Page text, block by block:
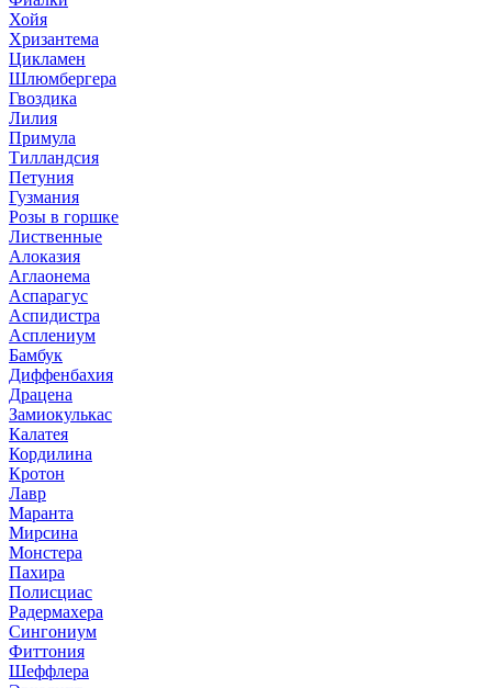
Хойя
Хризантема
Цикламен
Шлюмбергера
Гвоздика
Лилия
Примула
Тилландсия
Петуния
Гузмания
Розы в горшке
Лиственные
Алоказия
Аглаонема
Аспарагус
Аспидистра
Асплениум
Бамбук
Диффенбахия
Драцена
Замиокулькас
Калатея
Кордилина
Кротон
Лавр
Маранта
Мирсина
Монстера
Пахира
Полисциас
Радермахера
Сингониум
Фиттония
Шеффлера